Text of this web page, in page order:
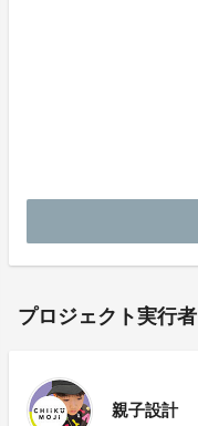
プロジェクト実行
親子設計